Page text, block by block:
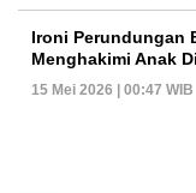
Ironi Perundungan
Menghakimi Anak
15 Mei 2026 | 00:47 WIB